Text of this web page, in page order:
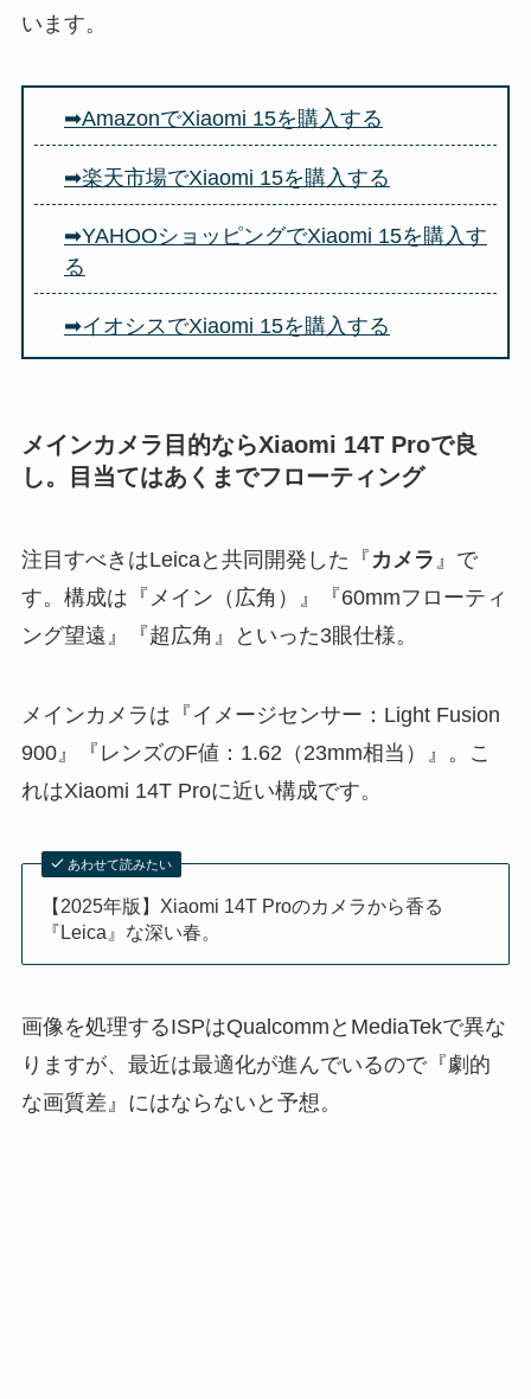
います。
➡AmazonでXiaomi 15を購入する
➡楽天市場でXiaomi 15を購入する
➡YAHOOショッピングでXiaomi 15を購入す
る
➡イオシスでXiaomi 15を購入する
メインカメラ目的ならXiaomi 14T Proで良
し。目当てはあくまでフローティング
注目すべきはLeicaと共同開発した『 カメラ 』で
す。構成は『メイン（広角）』『60mmフローティ
ング望遠』『超広角』といった3眼仕様。
メインカメラは『イメージセンサー：Light Fusion
900』『レンズのF値：1.62（23mm相当）』。こ
れはXiaomi 14T Proに近い構成です。
あわせて読みたい
【2025年版】Xiaomi 14T Proのカメラから香る
『Leica』な深い春。
画像を処理するISPはQualcommとMediaTekで異な
りますが、最近は最適化が進んでいるので『劇的
な画質差』にはならないと予想。